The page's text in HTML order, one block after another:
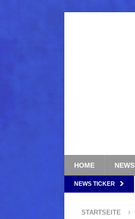
HOME NEWS
NEWS TICKER
STARTSEITE